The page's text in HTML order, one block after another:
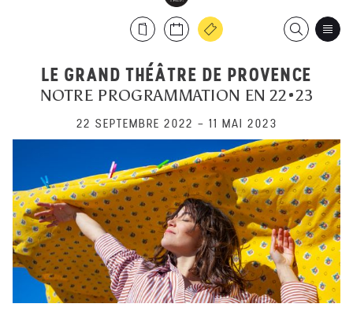
LE GRAND THÉÂTRE DE PROVENCE
NOTRE PROGRAMMATION EN 22•23
22 SEPTEMBRE 2022 – 11 MAI 2023